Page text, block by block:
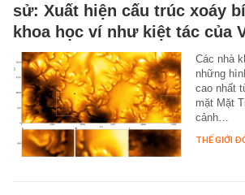
sử: Xuất hiện cấu trúc xoáy
khoa học ví như kiệt tác của
Các nhà
những
cao nhất
mặt Mặt
cảnh…
THẾ GIỚI